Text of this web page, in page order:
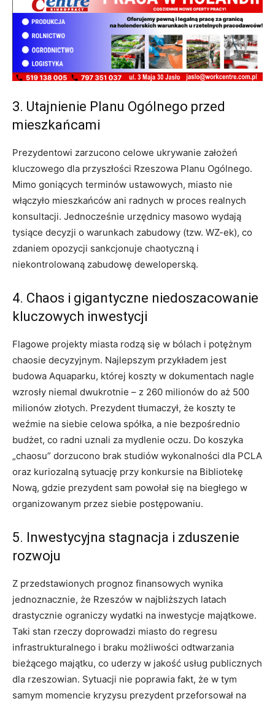
3. Utajnienie Planu Ogólnego przed
mieszkańcami
Prezydentowi zarzucono celowe ukrywanie założeń
kluczowego dla przyszłości Rzeszowa Planu Ogólnego.
Mimo goniących terminów ustawowych, miasto nie
włączyło mieszkańców ani radnych w proces realnych
konsultacji. Jednocześnie urzędnicy masowo wydają
tysiące decyzji o warunkach zabudowy (tzw. WZ-ek), co
zdaniem opozycji sankcjonuje chaotyczną i
niekontrolowaną zabudowę deweloperską.
4. Chaos i gigantyczne niedoszacowanie
kluczowych inwestycji
Flagowe projekty miasta rodzą się w bólach i potężnym
chaosie decyzyjnym. Najlepszym przykładem jest
budowa Aquaparku, której koszty w dokumentach nagle
wzrosły niemal dwukrotnie – z 260 milionów do aż 500
milionów złotych. Prezydent tłumaczył, że koszty te
weźmie na siebie celowa spółka, a nie bezpośrednio
budżet, co radni uznali za mydlenie oczu. Do koszyka
„chaosu” dorzucono brak studiów wykonalności dla PCLA
oraz kuriozalną sytuację przy konkursie na Bibliotekę
Nową, gdzie prezydent sam powołał się na biegłego w
organizowanym przez siebie postępowaniu.
5. Inwestycyjna stagnacja i zduszenie
rozwoju
Z przedstawionych prognoz finansowych wynika
jednoznacznie, że Rzeszów w najbliższych latach
drastycznie ograniczy wydatki na inwestycje majątkowe.
Taki stan rzeczy doprowadzi miasto do regresu
infrastrukturalnego i braku możliwości odtwarzania
bieżącego majątku, co uderzy w jakość usług publicznych
dla rzeszowian. Sytuacji nie poprawia fakt, że w tym
samym momencie kryzysu prezydent przeforsował na